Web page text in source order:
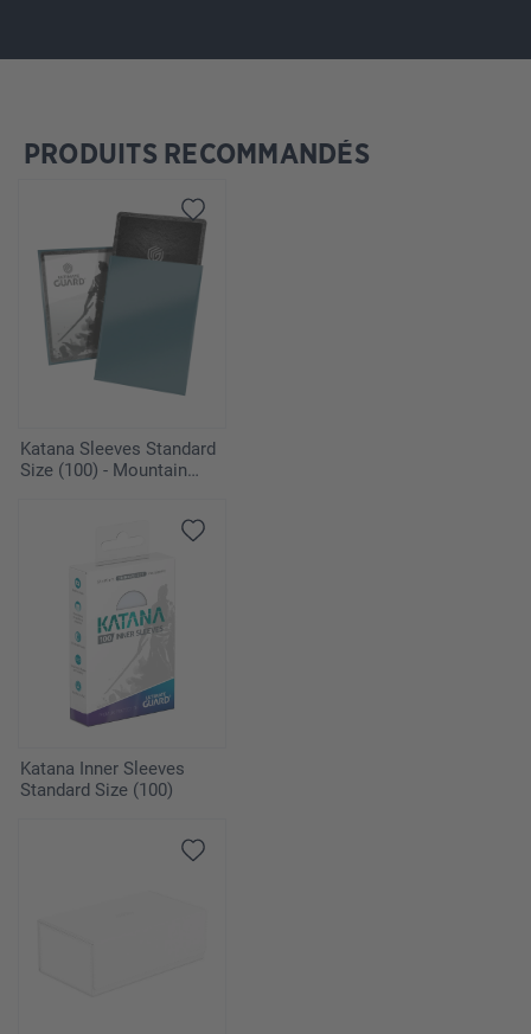
Ignorer la galerie de produits
PRODUITS RECOMMANDÉS
Katana Sleeves Standard
Size (100) - Mountain
Katana Inner Sleeves
Standard Size (100)